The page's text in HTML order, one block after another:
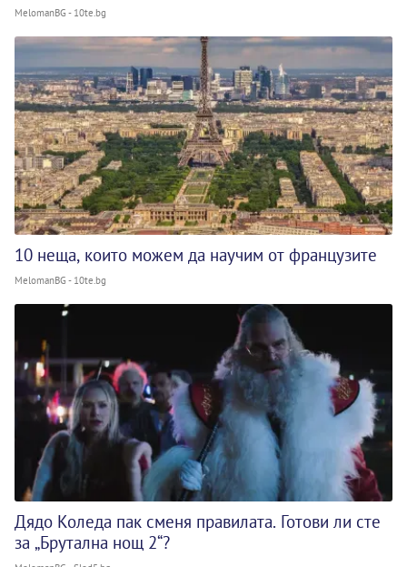
MelomanBG - 10te.bg
10 неща, които можем да научим от французите
MelomanBG - 10te.bg
Дядо Коледа пак сменя правилата. Готови ли сте
за „Брутална нощ 2“?